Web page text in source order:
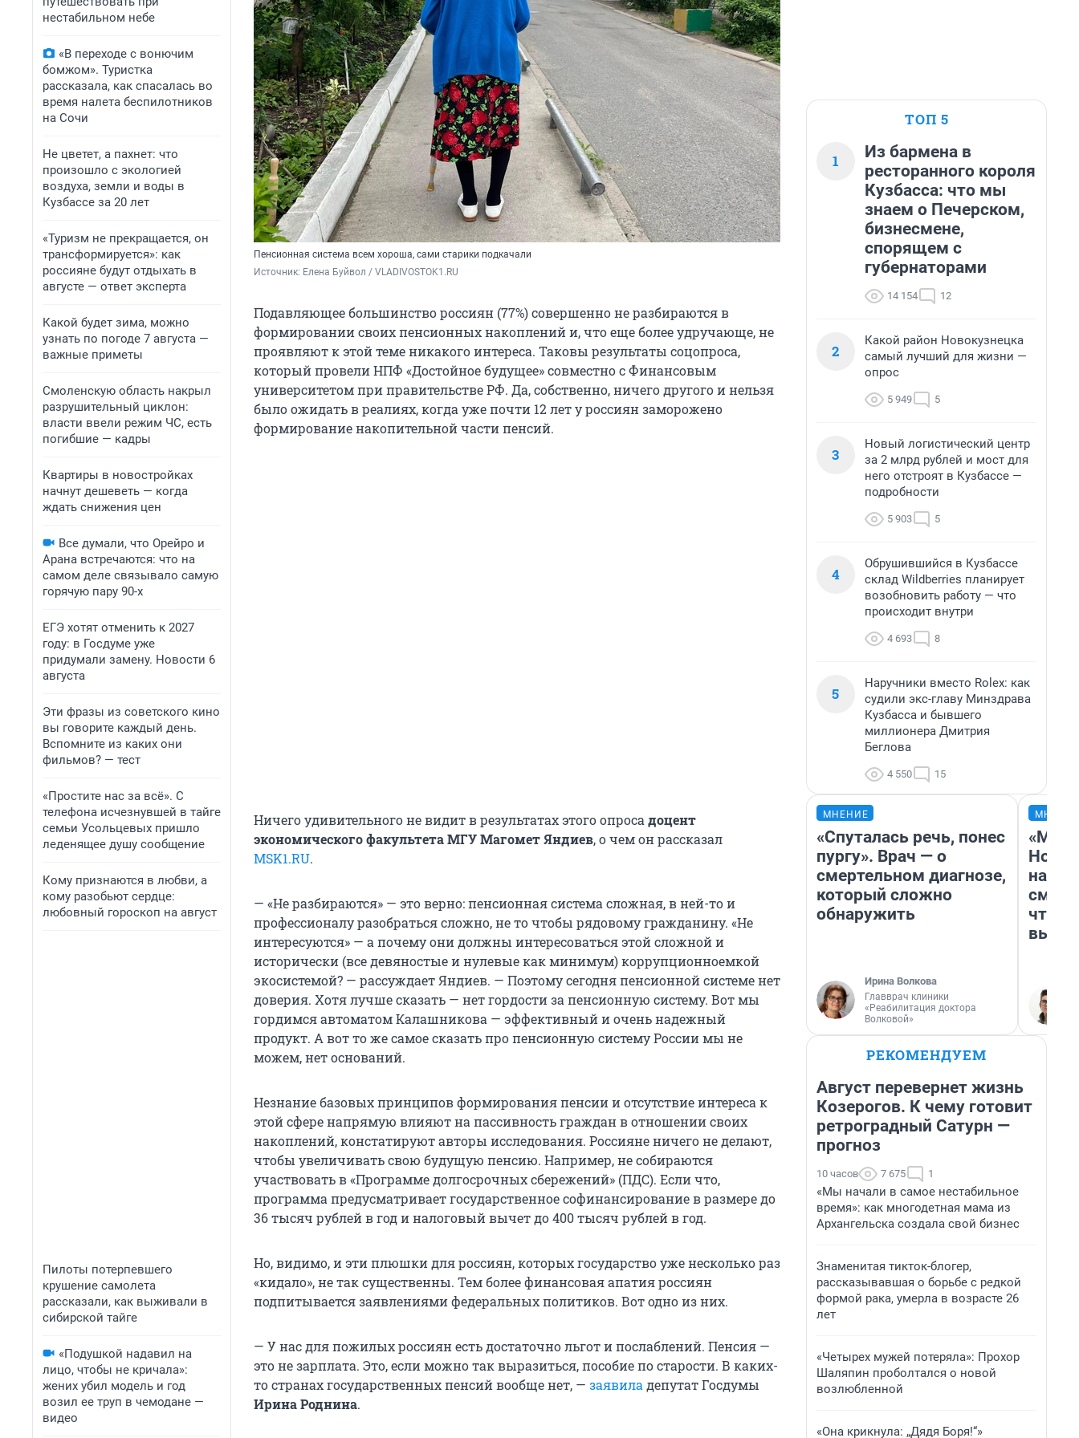
нестабильном небе
«В переходе с вонючим
бомжом». Туристка
рассказала, как спасалась во
время налета беспилотников
на Сочи
Не цветет, а пахнет: что
произошло с экологией
воздуха, земли и воды в
Кузбассе за 20 лет
«Туризм не прекращается, он
трансформируется»: как
россияне будут отдыхать в
августе — ответ эксперта
Какой будет зима, можно
узнать по погоде 7 августа —
важные приметы
Смоленскую область накрыл
разрушительный циклон:
власти ввели режим ЧС, есть
погибшие — кадры
Квартиры в новостройках
начнут дешеветь — когда
ждать снижения цен
Все думали, что Орейро и
Арана встречаются: что на
самом деле связывало самую
горячую пару 90-х
ЕГЭ хотят отменить к 2027
году: в Госдуме уже
придумали замену. Новости 6
августа
Эти фразы из советского кино
вы говорите каждый день.
Вспомните из каких они
фильмов? — тест
«Простите нас за всё». С
телефона исчезнувшей в тайге
семьи Усольцевых пришло
леденящее душу сообщение
Кому признаются в любви, а
кому разобьют сердце:
любовный гороскоп на август
Пилоты потерпевшего
крушение самолета
рассказали, как выживали в
сибирской тайге
«Подушкой надавил на
лицо, чтобы не кричала»:
жених убил модель и год
возил ее труп в чемодане —
видео
Пенсионная система всем хороша, сами старики подкачали
Источник: Елена Буйвол / VLADIVOSTOK1.RU
Подавляющее большинство россиян (77%) совершенно не разбираются в
формировании своих пенсионных накоплений и, что еще более удручающе, не
проявляют к этой теме никакого интереса. Таковы результаты соцопроса,
который провели НПФ «Достойное будущее» совместно с Финансовым
университетом при правительстве РФ. Да, собственно, ничего другого и нельзя
было ожидать в реалиях, когда уже почти 12 лет у россиян заморожено
формирование накопительной части пенсий.
Ничего удивительного не видит в результатах этого опроса доцент
экономического факультета МГУМагомет Яндиев, о чем он рассказал
MSK1.RU.
— «Не разбираются» — это верно: пенсионная система сложная, в ней-то и
профессионалу разобраться сложно, не то чтобы рядовому гражданину. «Не
интересуются» — а почему они должны интересоваться этой сложной и
исторически (все девяностые и нулевые как минимум) коррупционноемкой
экосистемой? — рассуждает Яндиев. — Поэтому сегодня пенсионной системе нет
доверия. Хотя лучше сказать — нет гордости за пенсионную систему. Вот мы
гордимся автоматом Калашникова — эффективный и очень надежный
продукт. А вот то же самое сказать про пенсионную систему России мы не
можем, нет оснований.
Незнание базовых принципов формирования пенсии и отсутствие интереса к
этой сфере напрямую влияют на пассивность граждан в отношении своих
накоплений, констатируют авторы исследования. Россияне ничего не делают,
чтобы увеличивать свою будущую пенсию. Например, не собираются
участвовать в «Программе долгосрочных сбережений» (ПДС). Если что,
программа предусматривает государственное софинансирование в размере до
36 тысяч рублей в год и налоговый вычет до 400 тысяч рублей в год.
Но, видимо, и эти плюшки для россиян, которых государство уже несколько раз
«кидало», не так существенны. Тем более финансовая апатия россиян
подпитывается заявлениями федеральных политиков. Вот одно из них.
— У нас для пожилых россиян есть достаточно льгот и послаблений. Пенсия —
это не зарплата. Это, если можно так выразиться, пособие по старости. В каких-
то странах государственных пенсий вообще нет, — заявила депутат Госдумы
Ирина Роднина.
ТОП 5
1
Из бармена в
ресторанного короля
Кузбасса: что мы
знаем о Печерском,
бизнесмене,
спорящем с
губернаторами
14 154 12
2
Какой район Новокузнецка
самый лучший для жизни —
опрос
5 949 5
3
Новый логистический центр
за 2 млрд рублей и мост для
него отстроят в Кузбассе —
подробности
5 903 5
4
Обрушившийся в Кузбассе
склад Wildberries планирует
возобновить работу — что
происходит внутри
4 693 8
5
Наручники вместо Rolex: как
судили экс-главу Минздрава
Кузбасса и бывшего
миллионера Дмитрия
Беглова
4 550 15
МНЕНИЕ
«Спуталась речь, понес
пургу». Врач — о
смертельном диагнозе,
который сложно
обнаружить
Ирина Волкова
Главврач клиники
«Реабилитация доктора
Волковой»
«Мы
РЕКОМЕНДУЕМ
Август перевернет жизнь
Козерогов. К чему готовит
ретроградный Сатурн —
прогноз
10 часов 7 675 1
«Мы начали в самое нестабильное
время»: как многодетная мама из
Архангельска создала свой бизнес
Знаменитая тикток-блогер,
рассказывавшая о борьбе с редкой
формой рака, умерла в возрасте 26
лет
«Четырех мужей потеряла»: Прохор
Шаляпин проболтался о новой
возлюбленной
«Она крикнула: „Дядя Боря!“»